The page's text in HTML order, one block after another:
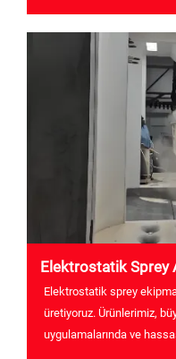
Elektrostatik Sprey
Elektrostatik sprey
üretiyoruz. Ürünlerimiz,
uygulamalarında ve